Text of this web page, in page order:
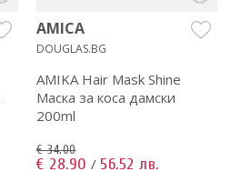
AMICA
DOUGLAS.BG
AMIKA Hair Mask Shine
Маска за коса дамски
200ml
€ 34.00
€ 28.90 / 56.52 лв.